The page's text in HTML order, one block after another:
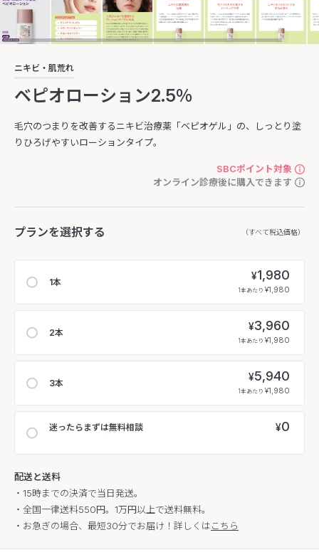
ニキビ・肌荒れ
ベピオローション2.5％
毛穴のつまりを改善するニキビ治療薬「ベピオゲル」の、しっとり塗
りひろげやすいローションタイプ。
SBCポイント対象
オンライン診療後に購入できます
プランを選択する （すべて税込価格）
1本
¥1,980
1本あたり ¥1,980
2本
¥3,960
1本あたり ¥1,980
3本
¥5,940
1本あたり ¥1,980
迷ったらまずは無料相談 ¥0
配送と送料
・15時までの決済で当日発送。
・全国一律送料550円。1万円以上で送料無料。
・お急ぎの場合、最短30分でお届け！詳しくはこちら